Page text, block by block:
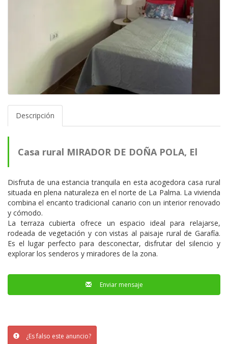
Descripción
Casa rural MIRADOR DE DOÑA POLA, El
Topo - Garafía
Disfruta de una estancia tranquila en esta acogedora casa rural
situada en plena naturaleza en el norte de La Palma. La vivienda
combina el encanto tradicional canario con un interior renovado
y cómodo.
La terraza cubierta ofrece un espacio ideal para relajarse,
rodeada de vegetación y con vistas al paisaje rural de Garafía.
Es el lugar perfecto para desconectar, disfrutar del silencio y
explorar los senderos y miradores de la zona.
Enviar mensaje
¿Es falso este anuncio?